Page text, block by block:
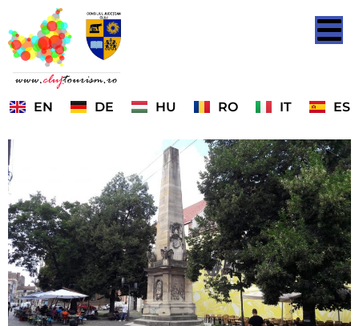
EN DE HU RO IT ES